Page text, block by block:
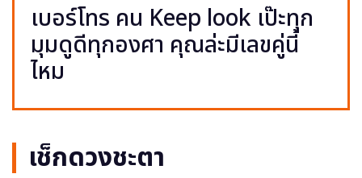
เบอร์โทร คน Keep look เป๊ะทุก
มุมดูดีทุกองศา คุณล่ะมีเลขคู่นี้
ไหม
เช็กดวงชะตา